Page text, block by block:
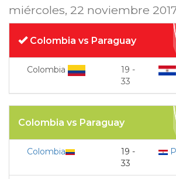
miércoles, 22 noviembre
Colombia vs Paraguay
Colombia 19 -
33
Colombia vs Paraguay
Colombia
19 -
33